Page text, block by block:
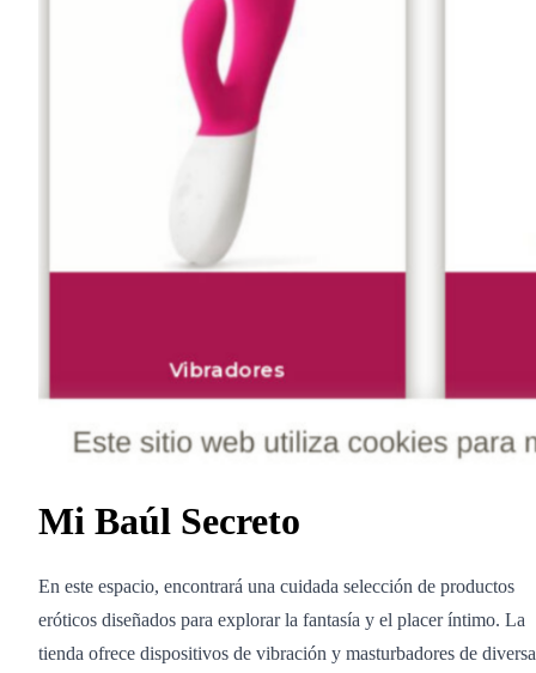
Mi Baúl Secreto
En este espacio, encontrará una cuidada selección de productos
eróticos diseñados para explorar la fantasía y el placer íntimo. La
tienda ofrece dispositivos de vibración y masturbadores de